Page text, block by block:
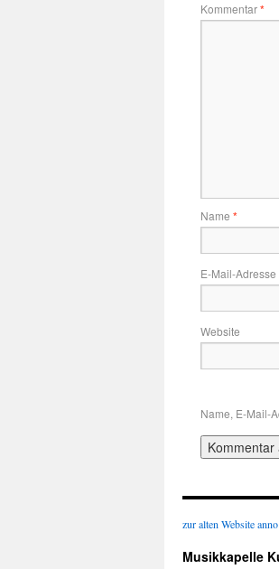
Kommentar*
Name *
E-Mail-Adresse
Website
Name, E-Mail-
zur alten Website
Musikkapelle